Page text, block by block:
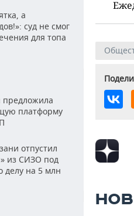
а
суд не смог
для топа
предложила
платформу
отпустил
из СИЗО под
делу на 5 млн